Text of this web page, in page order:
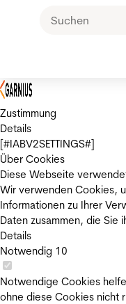
Zustimmung
Details
[#IABV2SETTINGS#]
Über Cookies
Diese Webseite
Wir verwenden Cookies,
Informationen zu Ihrer
Daten zusammen, die Sie
Details
Notwendig 10
Notwendige Cookies
ohne diese Cookies nicht